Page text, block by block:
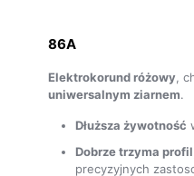
86A
Elektrokorund różowy,
uniwersalnym ziarnem.
Dłuższa żywotność
Dobrze trzyma profil
precyzyjnych